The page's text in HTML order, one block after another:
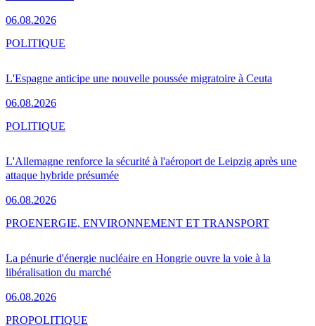
06.08.2026
L'Espagne anticipe une nouvelle poussée migratoire à Ceuta
06.08.2026
POLITIQUE
L'Allemagne renforce la sécurité à l'aéroport de Leipzig après une
attaque hybride présumée
06.08.2026
POLITIQUE
La pénurie d'énergie nucléaire en Hongrie ouvre la voie à la
libéralisation du marché
06.08.2026
PROENERGIE, ENVIRONNEMENT ET TRANSPORT
PROPOLITIQUE